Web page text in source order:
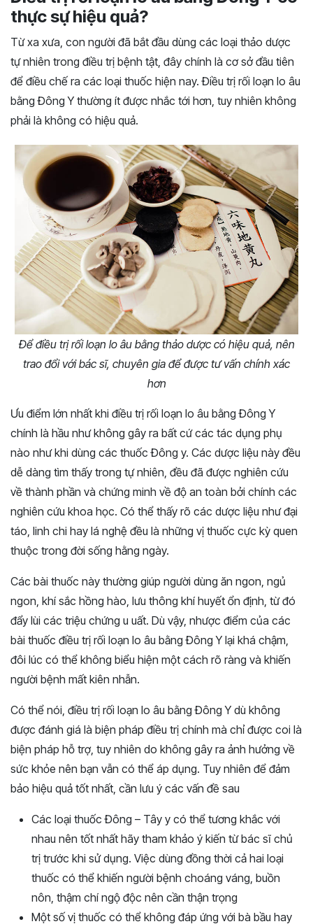
thực sự hiệu quả?
Từ xa xưa, con người đã bắt đầu dùng các loại thảo dược
tự nhiên trong điều trị bệnh tật, đây chính là cơ sở đầu tiên
để điều chế ra các loại thuốc hiện nay. Điều trị rối loạn lo âu
bằng Đông Y thường ít được nhắc tới hơn, tuy nhiên không
phải là không có hiệu quả.
Để điều trị rối loạn lo âu bằng thảo dược có hiệu quả, nên
trao đổi với bác sĩ, chuyên gia để được tư vấn chính xác
hơn
Ưu điểm lớn nhất khi điều trị rối loạn lo âu bằng Đông Y
chính là hầu như không gây ra bất cứ các tác dụng phụ
nào như khi dùng các thuốc Đông y. Các dược liệu này đều
dễ dàng tìm thấy trong tự nhiên, đều đã được nghiên cứu
về thành phần và chứng minh về độ an toàn bởi chính các
nghiên cứu khoa học. Có thể thấy rõ các dược liệu như đại
táo, linh chi hay lá nghệ đều là những vị thuốc cực kỳ quen
thuộc trong đời sống hằng ngày.
Các bài thuốc này thường giúp người dùng ăn ngon, ngủ
ngon, khí sắc hồng hào, lưu thông khí huyết ổn định, từ đó
đẩy lùi các triệu chứng u uất. Dù vậy, nhược điểm của các
bài thuốc điều trị rối loạn lo âu bằng Đông Y lại khá chậm,
đôi lúc có thể không biểu hiện một cách rõ ràng và khiến
người bệnh mất kiên nhẫn.
Có thể nói, điều trị rối loạn lo âu bằng Đông Y dù không
được đánh giá là biện pháp điều trị chính mà chỉ được coi là
biện pháp hỗ trợ, tuy nhiên do không gây ra ảnh hưởng về
sức khỏe nên bạn vẫn có thể áp dụng. Tuy nhiên để đảm
bảo hiệu quả tốt nhất, cần lưu ý các vấn đề sau
Các loại thuốc Đông – Tây y có thể tương khắc với
nhau nên tốt nhất hãy tham khảo ý kiến từ bác sĩ chủ
trị trước khi sử dụng. Việc dùng đồng thời cả hai loại
thuốc có thể khiến người bệnh choáng váng, buồn
nôn, thậm chí ngộ độc nên cần thận trọng
Một số vị thuốc có thể không đáp ứng với bà bầu hay